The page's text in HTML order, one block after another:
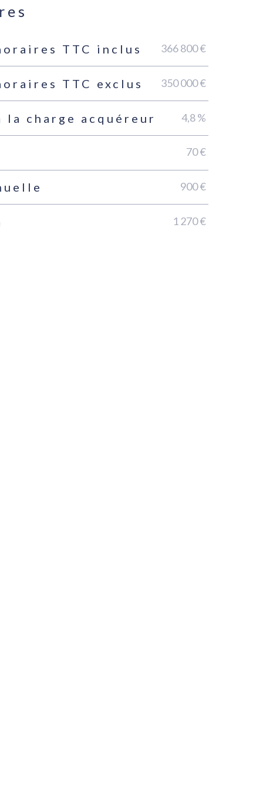
TTC inclus 366 800 €
TTC exclus 350 000 €
la charge acquéreur 4,8 %
70 €
900 €
1 270 €